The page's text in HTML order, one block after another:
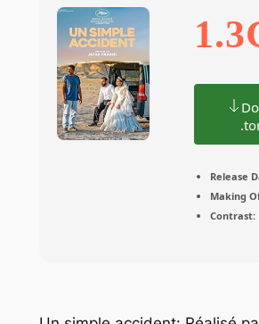
Release
Making
Contrast: